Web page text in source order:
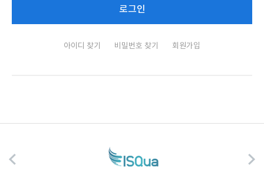
아이디 찾기 비밀번호 찾기 회원가입